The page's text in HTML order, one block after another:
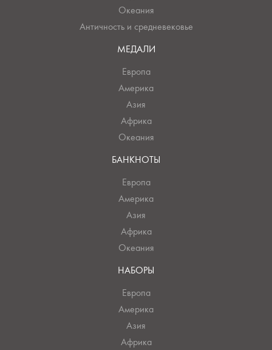
Океания
Античность и средневековье
МЕДАЛИ
Европа
Америка
Азия
Африка
Океания
БАНКНОТЫ
Европа
Америка
Азия
Африка
Океания
НАБОРЫ
Европа
Америка
Азия
Африка